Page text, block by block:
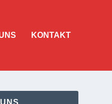
KONTAKT